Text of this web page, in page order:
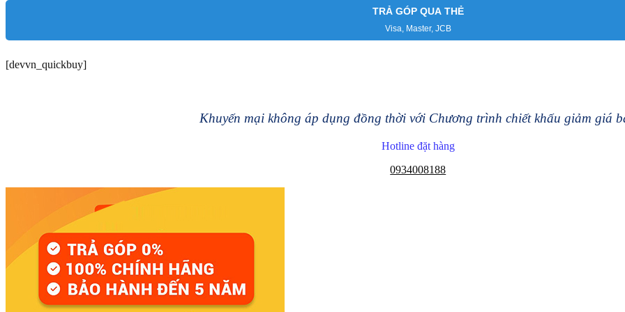
TRẢ GÓP QUA THẺ
Visa, Master, JCB
[devvn_quickbuy]
Khuyến mại không áp dụng đồng thời với Chương trình chiết khấu giảm giá
Hotline đặt hàng
0934008188